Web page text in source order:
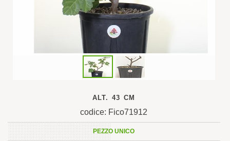
ALT. 43 CM
codice: Fico71912
PEZZO UNICO